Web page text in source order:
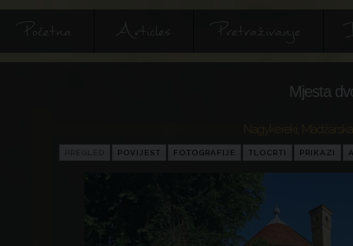
Početna Articles Pretraživanje
Mjesta
Madžarska
POVIJEST FOTOGRAFIJE TLOCRTI PRIKAZI